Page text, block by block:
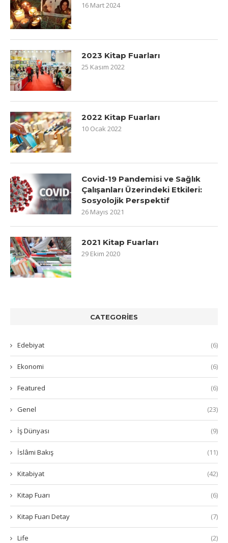
16 Mart 2024
2023 Kitap Fuarları
25 Kasım 2022
2022 Kitap Fuarları
10 Ocak 2022
Covid-19 Pandemisi ve Sağlık
Çalışanları Üzerindeki Etkileri:
Sosyolojik Perspektif
26 Mayıs 2021
2021 Kitap Fuarları
29 Ekim 2020
CATEGORIES
Edebiyat (6)
Ekonomi (6)
Featured (6)
Genel (23)
İş Dünyası (9)
İslâmi Bakış (11)
Kitabiyat (42)
Kitap Fuarı (6)
Kitap Fuarı Detay (7)
Life (2)